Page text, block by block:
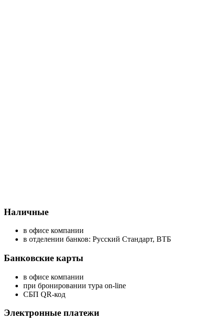
Наличные
в офисе компании
в отделении банков: Русский Стандарт, ВТБ
Банковские карты
в офисе компании
при бронировании тура on-line
СБП QR-код
Электронные платежи